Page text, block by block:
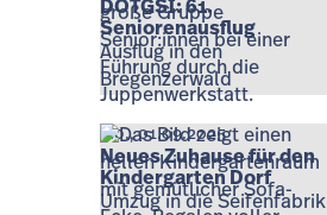
DÖTGSI: 61.
Seniorenausflug
Ausflug in den
Bregenzerwald
Mo., 01.09.2025
Neues Zuhause für den
Kindergarten Dorf
Umzug in die Seifenfabrik